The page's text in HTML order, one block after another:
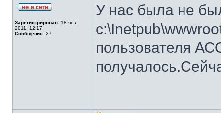
Зарегистрирован: 18 янв
2011, 12:17
Сообщения: 27
У нас была не
пользователя